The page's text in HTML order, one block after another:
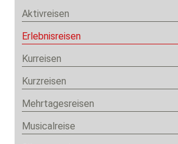
Aktivreisen
Erlebnisreisen
Kurreisen
Kurzreisen
Mehrtagesreisen
Musicalreise